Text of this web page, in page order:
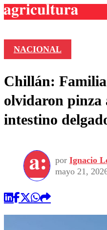
Frecuencias
Agricultura
Deportes
Colo Colo
Seleccion
Torneo
Universidad
Entretención
Economía
Opinión
NACIONAL
Chillán:
olvidaron
intestino
por Ignacio
mayo 21,